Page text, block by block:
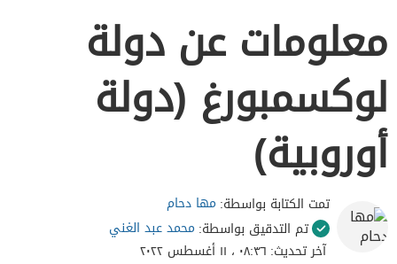
معلومات عن دولة
لوكسمبورغ (دولة
أوروبية)
تمت الكتابة بواسطة: مها دحام
تم التدقيق بواسطة: محمد عبد الغني
آخر تحديث: ٠٨:٣٦ ، ١١ أغسطس ٢٠٢٢